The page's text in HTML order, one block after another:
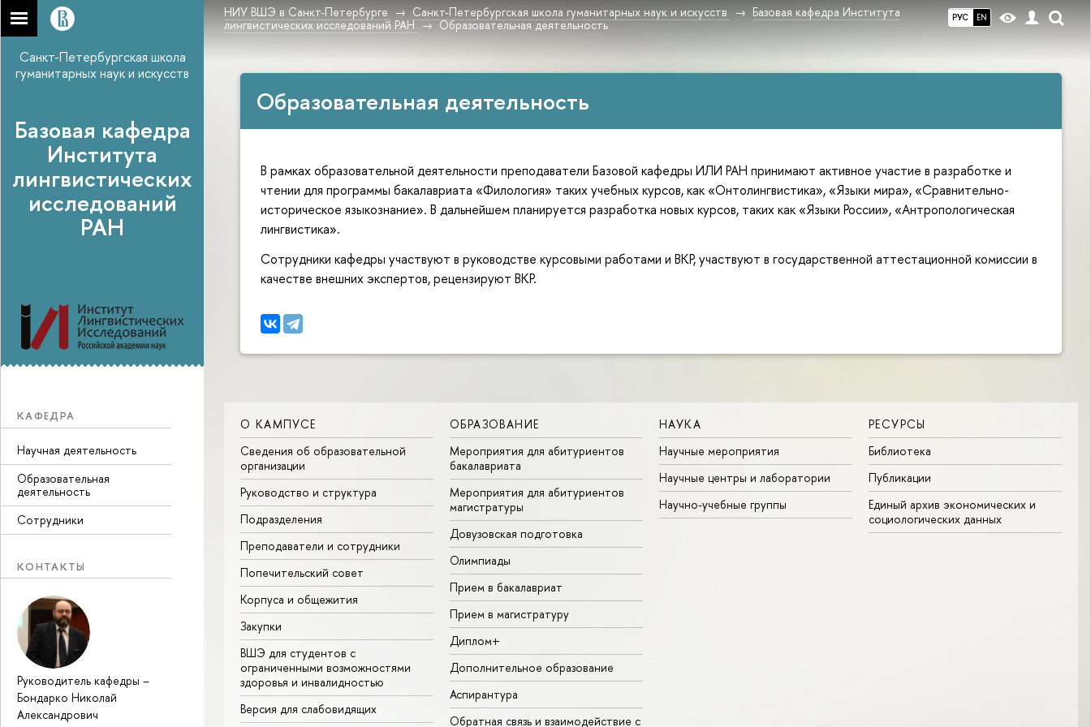
РУС EN
НИУ ВШЭ в Санкт-Петербурге Санкт-Петербургская школа гуманитарных наук и искусств
Базовая кафедра Института
лингвистических исследований РАН
Образовательная деятельность
Санкт-Петербургская школа
гуманитарных наук и искусств
Базовая кафедра
Института
лингвистических
исследований
РАН
КАФЕДРА
Научная деятельность
Образовательная
деятельность
Сотрудники
КОНТАКТЫ
Руководитель кафедры –
Бондарко Николай
Александрович
Образовательная деятельность
В рамках образовательной деятельности преподаватели Базовой кафедры ИЛИ РАН принимают активное участие в разработке и
чтении для программы бакалавриата «Филология» таких учебных курсов, как «Онтолингвистика», «Языки мира», «Сравнительно-
историческое языкознание». В дальнейшем планируется разработка новых курсов, таких как «Языки России», «Антропологическая
лингвистика».
Сотрудники кафедры участвуют в руководстве курсовыми работами и ВКР, участвуют в государственной аттестационной комиссии в
качестве внешних экспертов, рецензируют ВКР.
О КАМПУСЕ
Сведения об образовательной
организации
Руководство и структура
Подразделения
Преподаватели и сотрудники
Попечительский совет
Корпуса и общежития
Закупки
ВШЭ для студентов с
ограниченными возможностями
здоровья и инвалидностью
Версия для слабовидящих
ОБРАЗОВАНИЕ
Мероприятия для абитуриентов
бакалавриата
Мероприятия для абитуриентов
магистратуры
Довузовская подготовка
Олимпиады
Прием в бакалавриат
Прием в магистратуру
Диплом+
Дополнительное образование
Аспирантура
Обратная связь и взаимодействие с
НАУКА
Научные мероприятия
Научные центры и лаборатории
Научно-учебные группы
РЕСУРСЫ
Библиотека
Публикации
Единый архив экономических и
социологических данных